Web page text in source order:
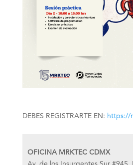
DEBES REGISTRARTE EN: https://
OFICINA MRKTEC CDMX